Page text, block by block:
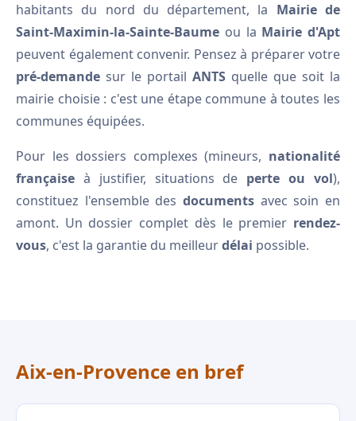
habitants du nord du département, la Mairie de
Saint-Maximin-la-Sainte-Baume ou la Mairie d'Apt
peuvent également convenir. Pensez à préparer votre
pré-demande sur le portail ANTS quelle que soit la
mairie choisie : c'est une étape commune à toutes les
communes équipées.
Pour les dossiers complexes (mineurs, nationalité
française à justifier, situations de perte ou vol),
constituez l'ensemble des documents avec soin en
amont. Un dossier complet dès le premier rendez-
vous, c'est la garantie du meilleurdélai possible.
Aix-en-Provence en bref